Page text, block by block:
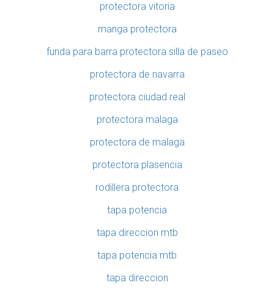
protectora vitoria
manga protectora
funda para barra protectora silla de paseo
protectora de navarra
protectora ciudad real
protectora malaga
protectora de malaga
protectora plasencia
rodillera protectora
tapa potencia
tapa direccion mtb
tapa potencia mtb
tapa direccion